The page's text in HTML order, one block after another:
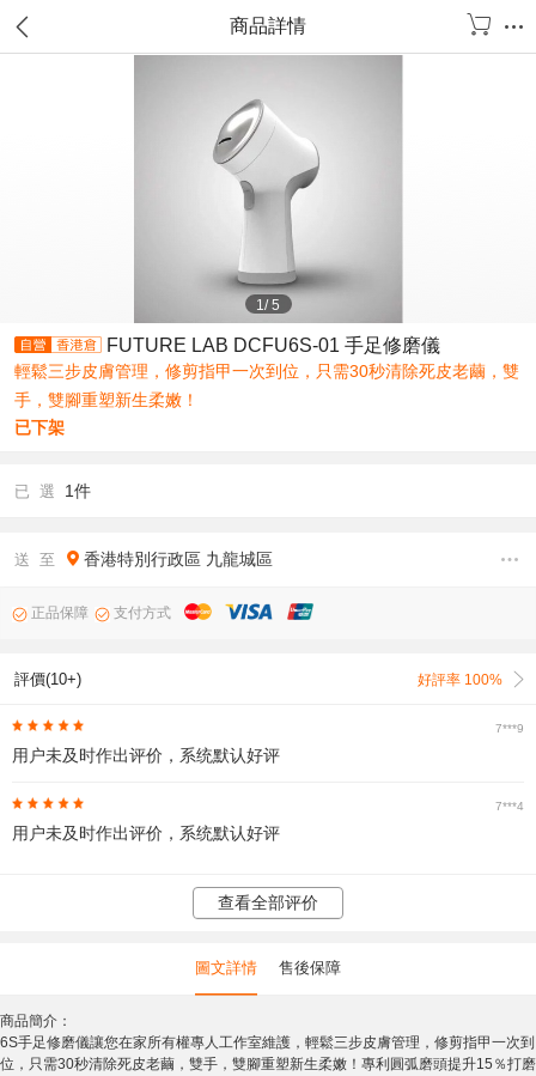
商品詳情
1/5
FUTURE LAB DCFU6S-01 手足修磨儀
輕鬆三步皮膚管理，修剪指甲一次到位，只需30秒清除死皮老繭，雙
手，雙腳重塑新生柔嫩！
已下架
已 選 1件
送 至 香港特別行政區 九龍城區
正品保障 支付方式
評價(10+) 好評率 100%
7***9
用户未及时作出评价，系统默认好评
7***4
用户未及时作出评价，系统默认好评
查看全部评价
圖文詳情 售後保障
商品簡介：
6S手足修磨儀讓您在家所有權專人工作室維護，輕鬆三步皮膚管理，修剪指甲一次到
位，只需30秒清除死皮老繭，雙手，雙腳重塑新生柔嫩！專利圓弧磨頭提升15％打磨